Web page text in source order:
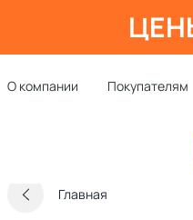
О компании Покупателям
Главная